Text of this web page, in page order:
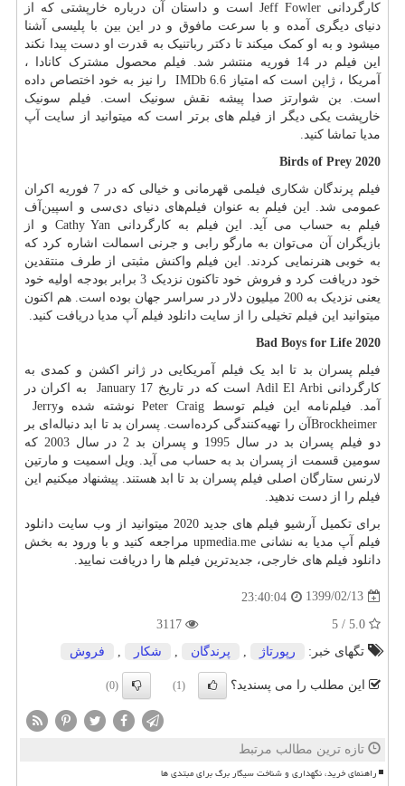
کارگردانی Jeff Fowler
است و داستان آن درباره خارپشتی که از
دنیای دیگری آمده و با سرعت مافوق و در این بین با پلیسی آشنا
میشود و به او کمک میکند تا دکتر رباتنیک به قدرت او دست پیدا نکند
این فیلم در 14 فوریه منتشر شد. فیلم محصول مشترک کانادا ،
آمریکا ، ژاپن است که امتیاز 6.6
IMDb
را نیز به خود اختصاص داده
است. بن شوارتز صدا پیشه نقش سونیک است. فیلم سونیک
خارپشت یکی دیگر از فیلم های برتر است که میتوانید از سایت آپ
مدیا تماشا کنید.
Birds of Prey 2020
فیلم پرندگان شکاری فیلمی قهرمانی و خیالی که در 7 فوریه اکران
عمومی شد. این فیلم به عنوان فیلم‌های دنیای دی‌سی و اسپین‌آف
فیلم به حساب می آید. این فیلم به کارگردانی Cathy Yan و از
بازیگران آن می‌توان به مارگو رابی و جرنی اسمالت اشاره کرد که
به خوبی هنرنمایی کردند. این فیلم واکنش مثبتی از طرف منتقدین
خود دریافت کرد و فروش خود تاکنون نزدیک 3 برابر بودجه اولیه خود
یعنی نزدیک به 200 میلیون دلار در سراسر جهان بوده است. هم اکنون
میتوانید این فیلم تخیلی را از سایت دانلود فیلم آپ مدیا دریافت کنید.
Bad Boys for Life 2020
فیلم پسران بد تا ابد یک فیلم آمریکایی در ژانر اکشن و کمدی به
کارگردانی Adil El Arbi است که در تاریخ 17 January
به اکران در
آمد. فیلم‌نامه این فیلم توسط Peter Craig نوشته شده وJerry
Brockheimer آن را تهیه‌کنندگی کرده‌است. پسران بد تا ابد دنباله‌ای بر
دو فیلم پسران بد در سال 1995 و پسران بد 2 در سال 2003 که
سومین قسمت از پسران بد به حساب می آید. ویل اسمیت و مارتین
لارنس ستارگان اصلی فیلم پسران بد تا ابد هستند. پیشنهاد میکنیم این
فیلم را از دست ندهید.
برای تکمیل آرشیو فیلم های جدید 2020 میتوانید از وب سایت دانلود
فیلم آپ مدیا به نشانی upmedia.me
مراجعه کنید و با ورود به بخش
دانلود فیلم های خارجی، جدیدترین فیلم ها را دریافت نمایید.
1399/02/13
23:40:04
تگهای خبر:
رپورتاژ پرندگان شكار فروش
این مطلب را می پسندید؟ (1)
(0)
تازه ترین مطالب مرتبط
راهنمای خرید، نگهداری و شناخت سیگار برگ برای مبتدی ها